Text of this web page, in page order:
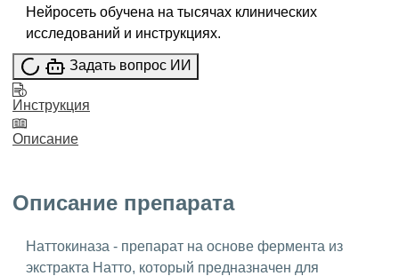
Нейросеть обучена на тысячах клинических
исследований и инструкциях.
Задать вопрос ИИ
Инструкция
Описание
Описание препарата
Наттокиназа - препарат на основе фермента из
экстракта Натто, который предназначен для